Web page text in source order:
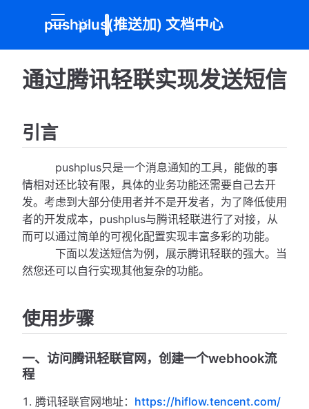
pushplus(推送加) 文档中心
通过腾讯轻联实现发送短信
引言
pushplus只是一个消息通知的工具，能做的事
情相对还比较有限，具体的业务功能还需要自己去开
发。考虑到大部分使用者并不是开发者，为了降低使用
者的开发成本，pushplus与腾讯轻联进行了对接，从
而可以通过简单的可视化配置实现丰富多彩的功能。
下面以发送短信为例，展示腾讯轻联的强大。当
然您还可以自行实现其他复杂的功能。
使用步骤
一、访问腾讯轻联官网，创建一个webhook流
程
腾讯轻联官网地址： https://hiflow.tencent.com/